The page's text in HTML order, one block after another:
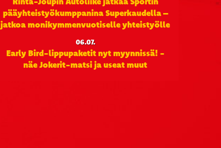
pääyhteistyökumppanina Superkaudella –
jatkoa monikymmenvuotiselle yhteistyölle
06.07.
Early Bird-lippupaketit nyt myynnissä! -
näe Jokerit-matsi ja useat muut